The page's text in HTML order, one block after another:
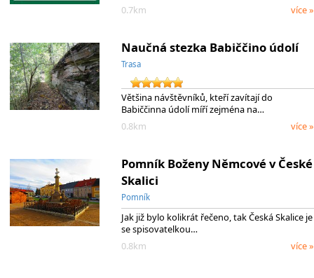
0.7km
více »
Naučná stezka Babiččino údolí
Trasa
Většina návštěvníků, kteří zavítají do
Babiččinna údolí míří zejména na…
0.8km
více »
Pomník Boženy Němcové v České
Skalici
Pomník
Jak již bylo kolikrát řečeno, tak Česká Skalice je
se spisovatelkou…
0.8km
více »